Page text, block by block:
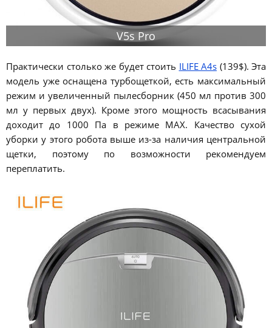
V5s Pro
Практически столько же будет стоить ILIFE A4s (139$). Эта
модель уже оснащена турбощеткой, есть максимальный
режим и увеличенный пылесборник (450 мл против 300
мл у первых двух). Кроме этого мощность всасывания
доходит до 1000 Па в режиме MAX. Качество сухой
уборки у этого робота выше из-за наличия центральной
щетки, поэтому по возможности рекомендуем
переплатить.